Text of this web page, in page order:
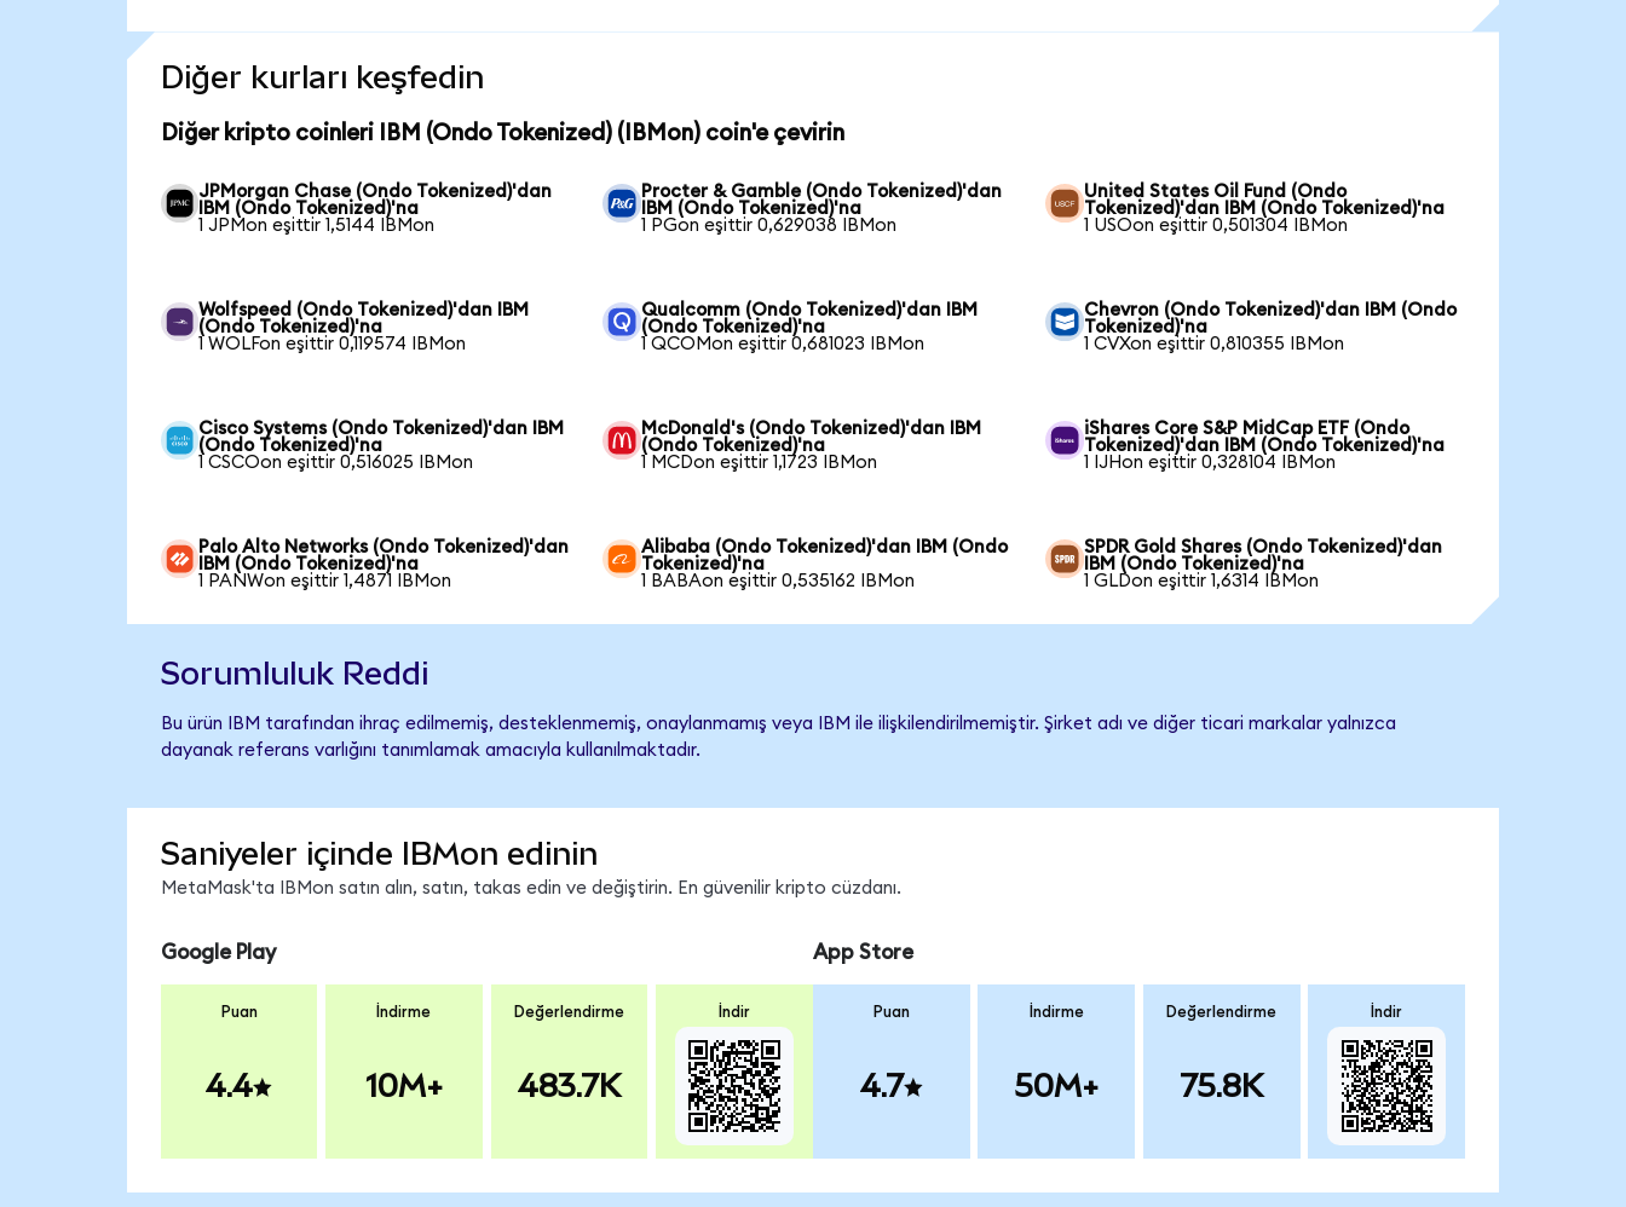
Diğer kurları keşfedin
Diğer kripto coinleri IBM (Ondo Tokenized) (IBMon) coin'e çevirin
JPMorgan Chase (Ondo Tokenized)'dan
IBM (Ondo Tokenized)'na
1 JPMon eşittir 1,5144 IBMon
Procter & Gamble (Ondo Tokenized)'dan
IBM (Ondo Tokenized)'na
1 PGon eşittir 0,629038 IBMon
United States Oil Fund (Ondo
Tokenized)'dan IBM (Ondo Tokenized)'na
1 USOon eşittir 0,501304 IBMon
Wolfspeed (Ondo Tokenized)'dan IBM
(Ondo Tokenized)'na
1 WOLFon eşittir 0,119574 IBMon
Qualcomm (Ondo Tokenized)'dan IBM
(Ondo Tokenized)'na
1 QCOMon eşittir 0,681023 IBMon
Chevron (Ondo Tokenized)'dan IBM (Ondo
Tokenized)'na
1 CVXon eşittir 0,810355 IBMon
Cisco Systems (Ondo Tokenized)'dan IBM
(Ondo Tokenized)'na
1 CSCOon eşittir 0,516025 IBMon
McDonald's (Ondo Tokenized)'dan IBM
(Ondo Tokenized)'na
1 MCDon eşittir 1,1723 IBMon
iShares Core S&P MidCap ETF (Ondo
Tokenized)'dan IBM (Ondo Tokenized)'na
1 IJHon eşittir 0,328104 IBMon
Palo Alto Networks (Ondo Tokenized)'dan
IBM (Ondo Tokenized)'na
1 PANWon eşittir 1,4871 IBMon
Alibaba (Ondo Tokenized)'dan IBM (Ondo
Tokenized)'na
1 BABAon eşittir 0,535162 IBMon
SPDR Gold Shares (Ondo Tokenized)'dan
IBM (Ondo Tokenized)'na
1 GLDon eşittir 1,6314 IBMon
Sorumluluk Reddi
Bu ürün IBM tarafından ihraç edilmemiş, desteklenmemiş, onaylanmamış veya IBM ile ilişkilendirilmemiştir. Şirket adı ve diğer ticari markalar yalnızca
dayanak referans varlığını tanımlamak amacıyla kullanılmaktadır.
Saniyeler içinde IBMon edinin
MetaMask'ta IBMon satın alın, satın, takas edin ve değiştirin. En güvenilir kripto cüzdanı.
Google Play
Puan
4.4
İndirme
10M+
Değerlendirme
483.7K
İndir
App Store
Puan
4.7
İndirme
50M+
Değerlendirme
75.8K
İndir